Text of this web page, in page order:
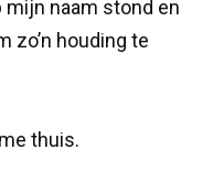
naam stond en
zo’n houding te
thuis.